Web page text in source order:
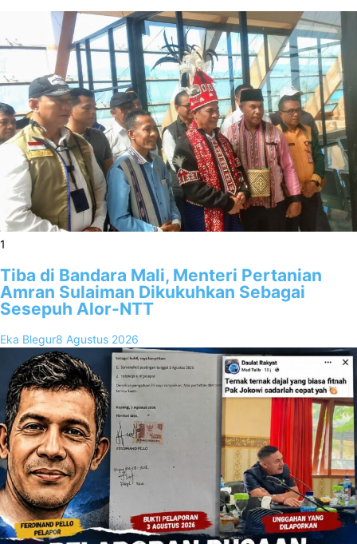
1
Tiba di Bandara Mali, Menteri Pertanian
Amran Sulaiman Dikukuhkan Sebagai
Sesepuh Alor-NTT
Eka Blegur8 Agustus 2026